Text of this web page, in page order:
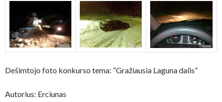
Dešimtojo foto konkurso tema: “Gražiausia Laguna dalis”
Autorius: Erciunas